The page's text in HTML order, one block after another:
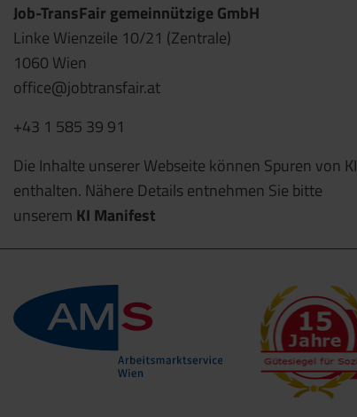
Job-TransFair gemeinnützige GmbH
Linke Wienzeile 10/21 (Zentrale)
1060 Wien
office@jobtransfair.at
+43 1 585 39 91
Die Inhalte unserer Webseite können Spuren von KI
enthalten. Nähere Details entnehmen Sie bitte
unserem KI Manifest